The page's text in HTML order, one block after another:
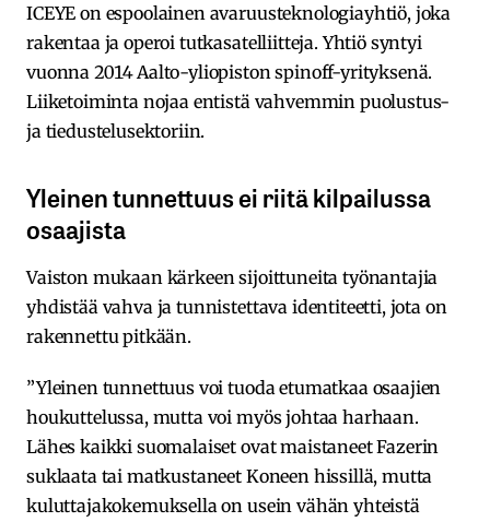
ICEYE on espoolainen avaruusteknologiayhtiö, joka
rakentaa ja operoi tutkasatelliitteja. Yhtiö syntyi
vuonna 2014 Aalto-yliopiston spinoff-yrityksenä.
Liiketoiminta nojaa entistä vahvemmin puolustus-
ja tiedustelusektoriin.
Yleinen tunnettuus ei riitä kilpailussa
osaajista
Vaiston mukaan kärkeen sijoittuneita työnantajia
yhdistää vahva ja tunnistettava identiteetti, jota on
rakennettu pitkään.
”Yleinen tunnettuus voi tuoda etumatkaa osaajien
houkuttelussa, mutta voi myös johtaa harhaan.
Lähes kaikki suomalaiset ovat maistaneet Fazerin
suklaata tai matkustaneet Koneen hissillä, mutta
kuluttajakokemuksella on usein vähän yhteistä